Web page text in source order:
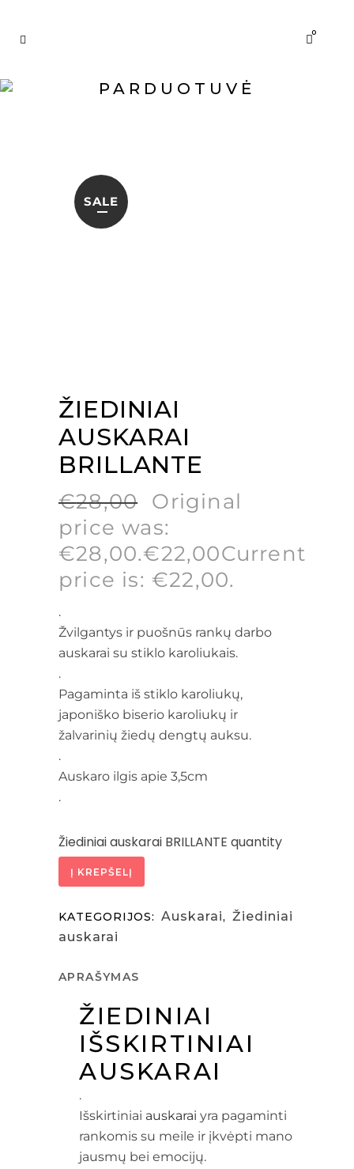
0
PARDUOTUVĖ
SALE
ŽIEDINIAI
AUSKARAI
BRILLANTE
€28,00 Original
price was:
€28,00.€22,00Current
price is: €22,00.
.
Žvilgantys ir puošnūs rankų darbo
auskarai su stiklo karoliukais.
.
Pagaminta iš stiklo karoliukų,
japoniško biserio karoliukų ir
žalvarinių žiedų dengtų auksu.
.
Auskaro ilgis apie 3,5cm
.
Žiediniai auskarai BRILLANTE quantity
Į KREPŠELĮ
KATEGORIJOS: Auskarai, Žiediniai
auskarai
APRAŠYMAS
ŽIEDINIAI
IŠSKIRTINIAI
AUSKARAI
.
Išskirtiniai auskarai yra pagaminti
rankomis su meile ir įkvėpti mano
jausmų bei emocijų.